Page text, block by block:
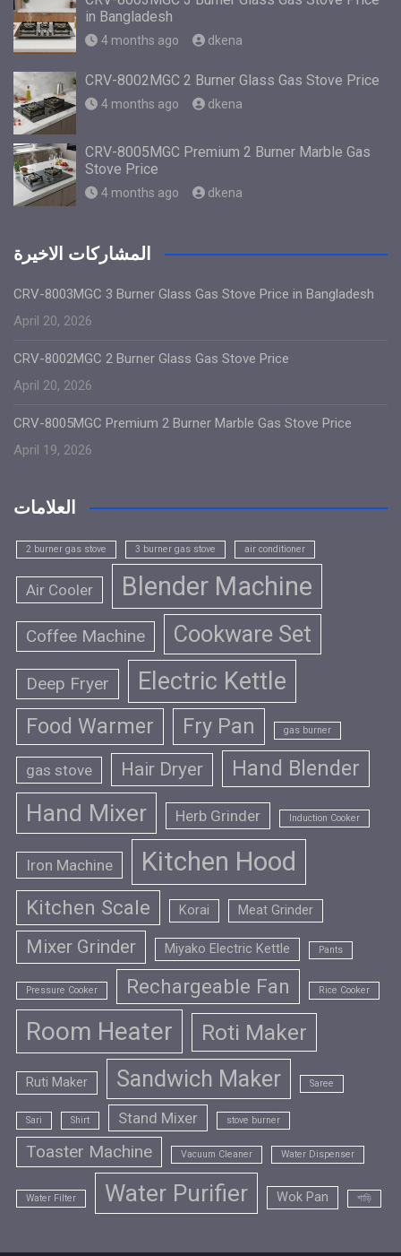
in Bangladesh
4 months ago dkena
CRV-8002MGC 2 Burner Glass Gas Stove Price
4 months ago dkena
CRV-8005MGC Premium 2 Burner Marble Gas
Stove Price
4 months ago dkena
المشاركات الاخيرة
CRV-8003MGC 3 Burner Glass Gas Stove Price in Bangladesh
April 20, 2026
CRV-8002MGC 2 Burner Glass Gas Stove Price
April 20, 2026
CRV-8005MGC Premium 2 Burner Marble Gas Stove Price
April 19, 2026
العلامات
2 burner gas stove 3 burner gas stove air conditioner
Air Cooler Blender Machine
Coffee Machine Cookware Set
Deep Fryer Electric Kettle
Food Warmer Fry Pan gas burner
gas stove Hair Dryer Hand Blender
Hand Mixer Herb Grinder Induction Cooker
Iron Machine Kitchen Hood
Kitchen Scale Korai Meat Grinder
Mixer Grinder Miyako Electric Kettle Pants
Pressure Cooker Rechargeable Fan Rice Cooker
Room Heater Roti Maker
Ruti Maker Sandwich Maker Saree
Sari Shirt Stand Mixer stove burner
Toaster Machine Vacuum Cleaner Water Dispenser
Water Filter Water Purifier Wok Pan শাড়ি